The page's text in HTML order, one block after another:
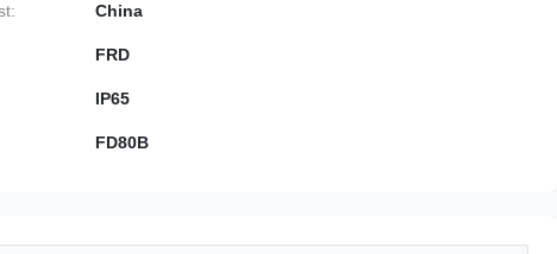
China
FRD
IP65
FD80B